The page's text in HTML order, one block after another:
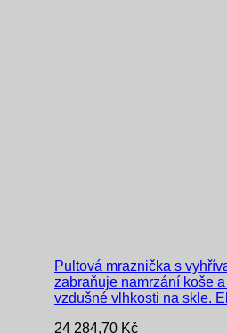
Pultová mraznička s
zabraňuje namrzání koše
vzdušné vlhkosti na skle.
24 284,70 Kč